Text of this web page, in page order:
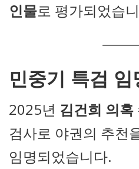
인물로 평가되었습
민중기 특검 임
2025년 김건희 의혹
검사로 야권의 추천
임명되었습니다.